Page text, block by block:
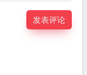
发表评论